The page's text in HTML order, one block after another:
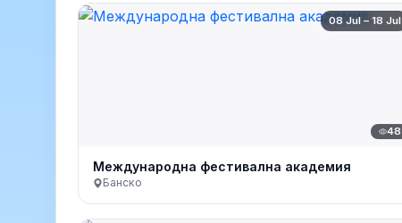
08 Jul – 18 Jul
48
Международна фестивална академия
Банско